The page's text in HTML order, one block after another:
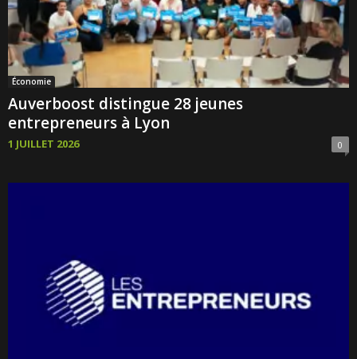
Économie
Auverboost distingue 28 jeunes
entrepreneurs à Lyon
1 JUILLET 2026 0